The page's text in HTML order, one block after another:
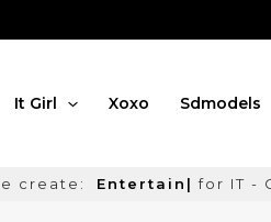
It Girl Xoxo Sdmodels
create:Entertainment| for IT